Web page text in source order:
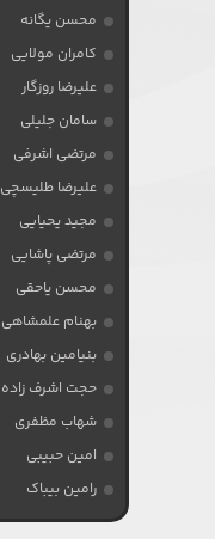
محسن یگانه
کامران مولایی
علیرضا روزگار
سامان جلیلی
مرتضی اشرفی
علیرضا طلیسچی
مجید یحیایی
مرتضی پاشایی
محسن یاحقی
بهنام علمشاهی
بنیامین بهادری
حجت اشرف زاده
شهاب مظفری
امین حبیبی
رامین بیباک